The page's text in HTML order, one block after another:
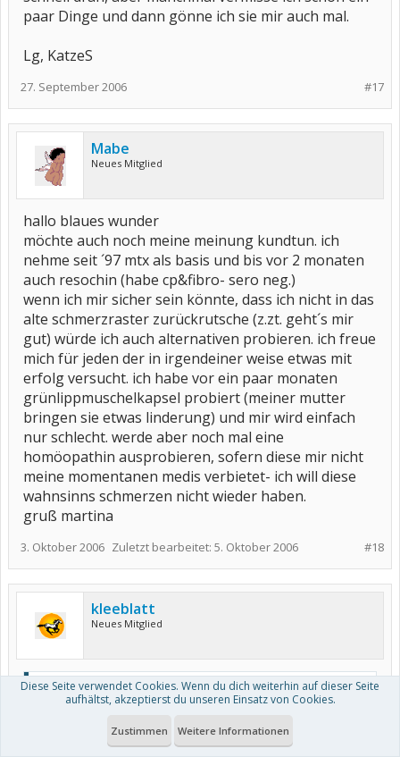
paar Dinge und dann gönne ich sie mir auch mal.
Lg, KatzeS
#17
27. September 2006
Mabe
Neues Mitglied
hallo blaues wunder
möchte auch noch meine meinung kundtun. ich
nehme seit ´97 mtx als basis und bis vor 2 monaten
auch resochin (habe cp&fibro- sero neg.)
wenn ich mir sicher sein könnte, dass ich nicht in das
alte schmerzraster zurückrutsche (z.zt. geht´s mir
gut) würde ich auch alternativen probieren. ich freue
mich für jeden der in irgendeiner weise etwas mit
erfolg versucht. ich habe vor ein paar monaten
grünlippmuschelkapsel probiert (meiner mutter
bringen sie etwas linderung) und mir wird einfach
nur schlecht. werde aber noch mal eine
homöopathin ausprobieren, sofern diese mir nicht
meine momentanen medis verbietet- ich will diese
wahnsinns schmerzen nicht wieder haben.
gruß martina
#18
3. Oktober 2006 Zuletzt bearbeitet: 5. Oktober 2006
kleeblatt
Neues Mitglied
Zitat von blaues wunder:
Behandlung bei Rheuma gemacht hat?
Habe seit einem Jahr cP und bin seit einem halben Jahr auf MTX
Diese Seite verwendet Cookies. Wenn du dich weiterhin auf dieser Seite
aufhältst, akzeptierst du unseren Einsatz von Cookies.
Zustimmen Weitere Informationen